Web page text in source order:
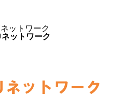
ットワーク
ットワーク